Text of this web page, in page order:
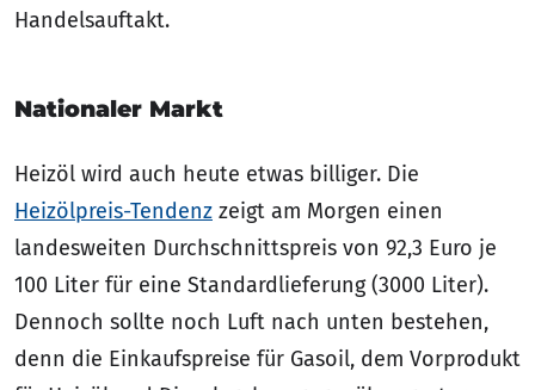
Handelsauftakt.
Nationaler Markt
Heizöl wird auch heute etwas billiger. Die
Heizölpreis-Tendenz zeigt am Morgen einen
landesweiten Durchschnittspreis von 92,3 Euro je
100 Liter für eine Standardlieferung (3000 Liter).
Dennoch sollte noch Luft nach unten bestehen,
denn die Einkaufspreise für Gasoil, dem Vorprodukt